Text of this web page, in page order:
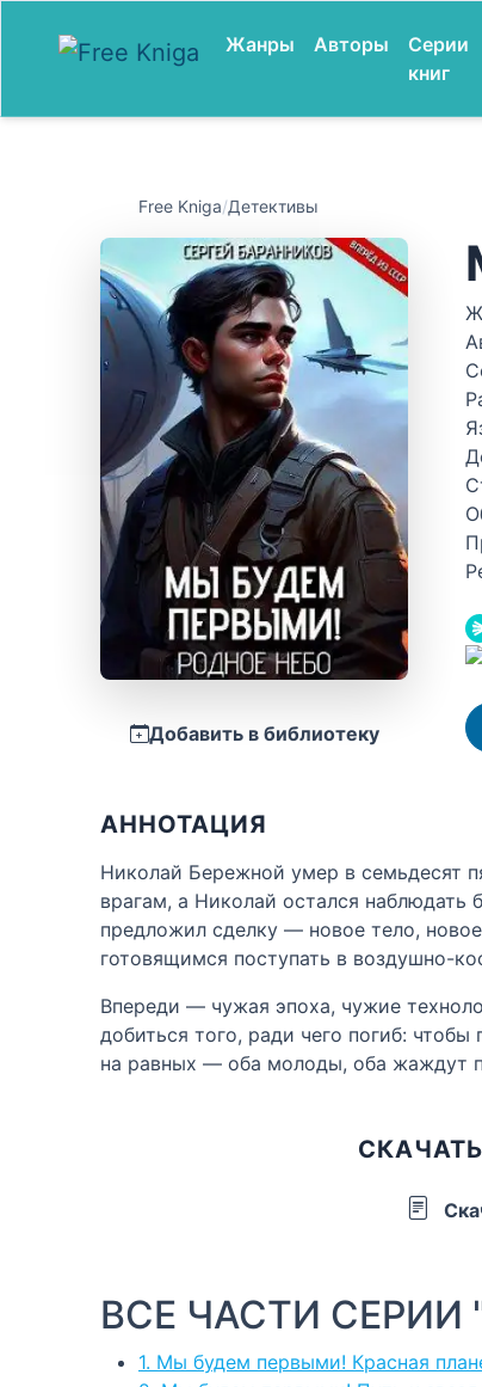
Жанры Авторы
Серии
книг
Free Kniga/Детективы
Добавить в библиотеку
АННОТАЦИЯ
Николай Бережной умер в семьдесят
врагам, а Николай остался
предложил сделку — новое тело,
готовящимся поступать в воздушно-
Впереди — чужая эпоха, чужие
добиться того, ради чего погиб:
на равных — оба молоды, оба жаждут
ВСЕ ЧАСТИ СЕРИИ
1. Мы будем первыми! Красная